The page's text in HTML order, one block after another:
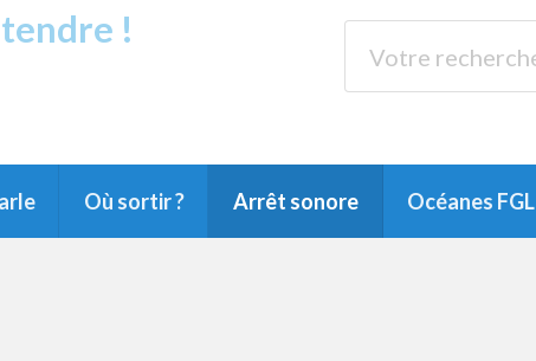
!
Où sortir ? Arrêt sonore Océanes FGL